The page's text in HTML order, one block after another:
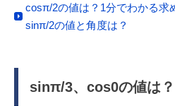
cosπ/2の値は？1分でわかる求
sinπ/2の値と角度は？
sinπ/3、cos0の値は？